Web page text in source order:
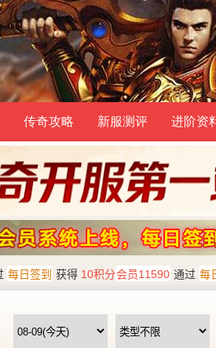
传奇攻略 新服测评 进阶资